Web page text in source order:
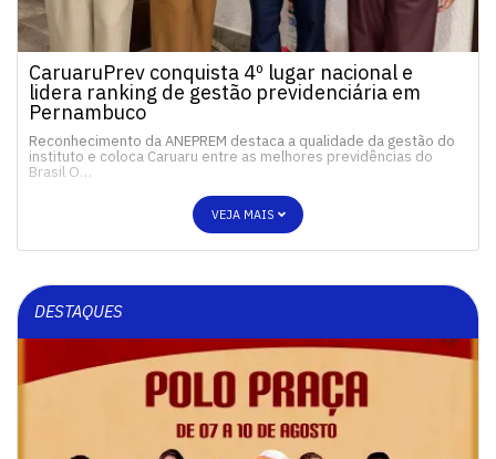
CaruaruPrev conquista 4º lugar nacional e
lidera ranking de gestão previdenciária em
Pernambuco
Reconhecimento da ANEPREM destaca a qualidade da gestão do
instituto e coloca Caruaru entre as melhores previdências do
Brasil O…
VEJA MAIS
DESTAQUES